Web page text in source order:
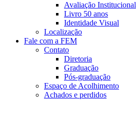
Avaliação Institucional
Livro 50 anos
Identidade Visual
Localização
Fale com a FEM
Contato
Diretoria
Graduação
Pós-graduação
Espaço de Acolhimento
Achados e perdidos